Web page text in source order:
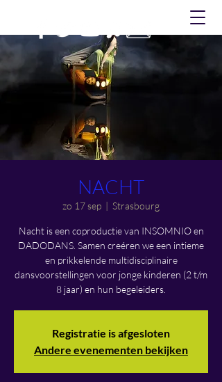
NACHT
zo 17 sep
  |
Strasbourg
Nacht is een coproductie van INSOMNIO en
DADODANS. Samen creéren we een intieme
en prikkelende multidisciplinaire
dansvoorstellingen voor jonge kinderen (2 t/m
8 jaar) en hun begeleiders.
Registratie is afgesloten
Andere evenementen bekijken